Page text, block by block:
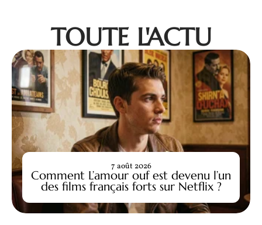
TOUTE L'ACTU
Comment L’amour ouf est devenu l’un
des films français forts sur Netflix ?
7 août 2026